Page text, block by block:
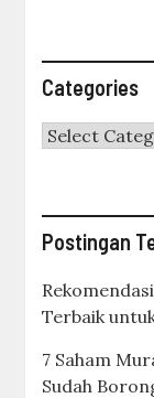
Categories
Categories
Postingan
Terbaik
7 Saham
Sudah